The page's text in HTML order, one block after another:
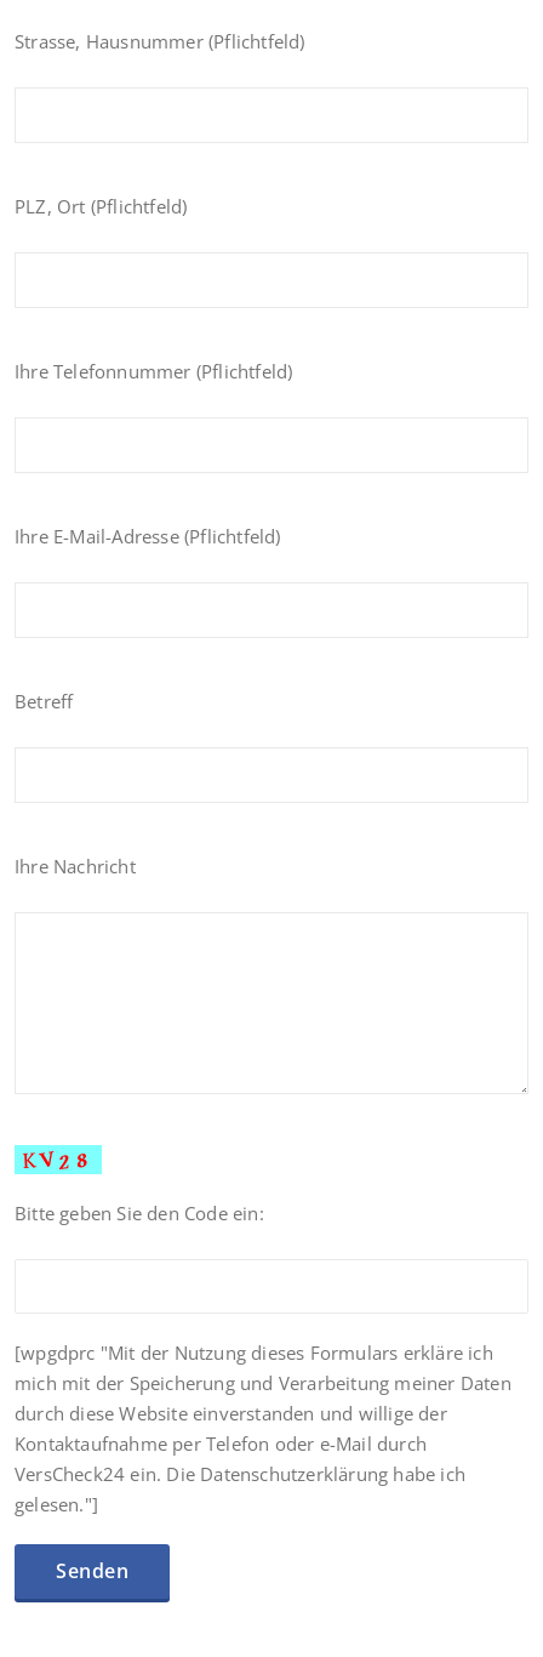
Strasse, Hausnummer (Pflichtfeld)
PLZ, Ort (Pflichtfeld)
Ihre Telefonnummer (Pflichtfeld)
Ihre E-Mail-Adresse (Pflichtfeld)
Betreff
Ihre Nachricht
Bitte geben Sie den Code ein:
[wpgdprc "Mit der Nutzung dieses Formulars erkläre ich
mich mit der Speicherung und Verarbeitung meiner Daten
durch diese Website einverstanden und willige der
Kontaktaufnahme per Telefon oder e-Mail durch
VersCheck24 ein. Die Datenschutzerklärung habe ich
gelesen."]